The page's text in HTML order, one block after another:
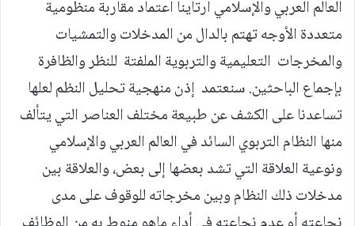
العالم العربي والإسلامي ارتأينا اعتماد مقاربة منظومية
متعددة الأوجه تهتم بالدال من المدخلات والتمشيات
والمخرجات التعليمية والتربوية الملفتة للنظر والظافرة
بإجماع الباحثين. سنعتمد إذن منهجية تحليل النظم لعلها
تساعدنا على الكشف عن طبيعة مختلف العناصر التي يتألف
منها النظام التربوي السائد في العالم العربي والإسلامي
ونوعية العلاقة التي تشد بعضها إلى بعض، والعلاقة بين
مدخلات ذلك النظام وبين مخرجاته للوقوف على مدى